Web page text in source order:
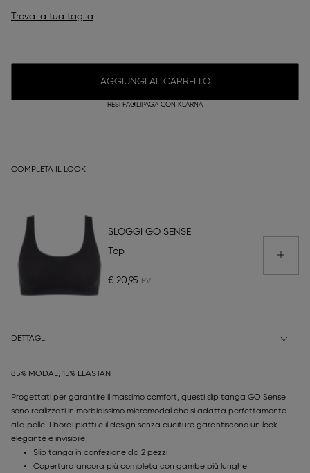
Trova la tua taglia
AGGIUNGI AL CARRELLO
RESI FACILI PAGA CON KLARNA
COMPLETA IL LOOK
SLOGGI GO SENSE
Top
€ 20,95
DETTAGLI
85% MODAL, 15% ELASTAN
Progettati per garantire il massimo comfort, questi slip tanga GO Sense
sono realizzati in morbidissimo micromodal che si adatta perfettamente
alla pelle. I bordi piatti e il design senza cuciture garantiscono un look
elegante e invisibile.
Slip tanga in confezione da 2 pezzi
Copertura ancora più completa con gambe più lunghe